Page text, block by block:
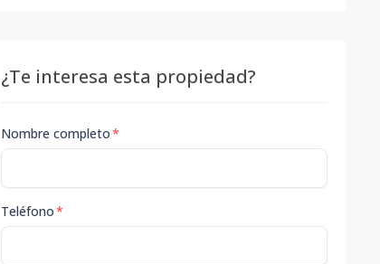
¿Te interesa esta propiedad?
Nombre completo*
Teléfono*